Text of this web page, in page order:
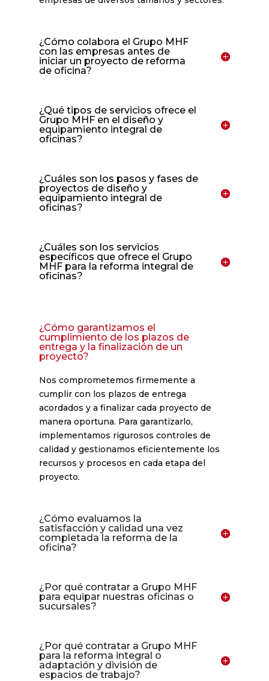
¿Cómo colabora el Grupo MHF
con las empresas antes de
iniciar un proyecto de reforma
de oficina?
¿Qué tipos de servicios ofrece el
Grupo MHF en el diseño y
equipamiento integral de
oficinas?
¿Cuáles son los pasos y fases de
proyectos de diseño y
equipamiento integral de
oficinas?
¿Cuáles son los servicios
específicos que ofrece el Grupo
MHF para la reforma integral de
oficinas?
¿Cómo garantizamos el
cumplimiento de los plazos de
entrega y la finalización de un
proyecto?
Nos comprometemos firmemente a
cumplir con los plazos de entrega
acordados y a finalizar cada proyecto de
manera oportuna. Para garantizarlo,
implementamos rigurosos controles de
calidad y gestionamos eficientemente los
recursos y procesos en cada etapa del
proyecto.
¿Cómo evaluamos la
satisfacción y calidad una vez
completada la reforma de la
oficina?
¿Por qué contratar a Grupo MHF
para equipar nuestras oficinas o
sucursales?
¿Por qué contratar a Grupo MHF
para la reforma integral o
adaptación y división de
espacios de trabajo?